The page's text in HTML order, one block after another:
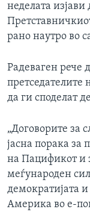
неделата изјави
рано наутро во
Радеваген рече
претседателите
да ги споделат
„Договорите за
јасна порака за
на Пацификот и
меѓународен
демократијата и
Америка во е-